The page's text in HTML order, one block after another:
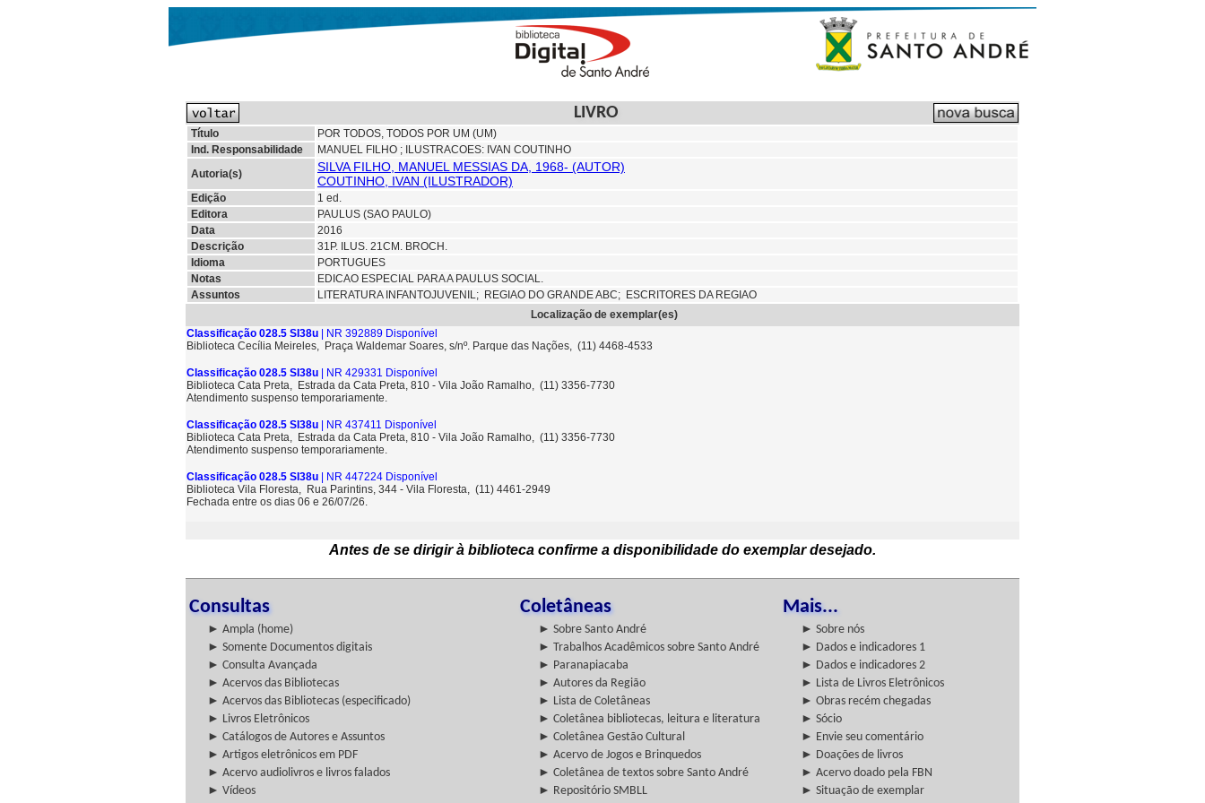
LIVRO
Título
POR TODOS, TODOS POR UM (UM)
Ind. Responsabilidade
MANUEL FILHO ; ILUSTRACOES: IVAN COUTINHO
Autoria(s)
SILVA FILHO, MANUEL MESSIAS DA, 1968- (AUTOR)
COUTINHO, IVAN (ILUSTRADOR)
Edição
1 ed.
Editora
PAULUS (SAO PAULO)
Data
2016
Descrição
31P. ILUS. 21CM. BROCH.
Idioma
PORTUGUES
Notas
EDICAO ESPECIAL PARA A PAULUS SOCIAL.
Assuntos
LITERATURA INFANTOJUVENIL; REGIAO DO GRANDE ABC; ESCRITORES DA REGIAO
Localização de exemplar(es)
Classificação 028.5 SI38u | NR 392889 Disponível
Biblioteca Cecília Meireles, Praça Waldemar Soares, s/nº. Parque das Nações, (11) 4468-4533
Classificação 028.5 SI38u | NR 429331 Disponível
Biblioteca Cata Preta, Estrada da Cata Preta, 810 - Vila João Ramalho, (11) 3356-7730
Atendimento suspenso temporariamente.
Classificação 028.5 SI38u | NR 437411 Disponível
Biblioteca Cata Preta, Estrada da Cata Preta, 810 - Vila João Ramalho, (11) 3356-7730
Atendimento suspenso temporariamente.
Classificação 028.5 SI38u | NR 447224 Disponível
Biblioteca Vila Floresta, Rua Parintins, 344 - Vila Floresta, (11) 4461-2949
Fechada entre os dias 06 e 26/07/26.
Antes de se dirigir à biblioteca confirme a disponibilidade do exemplar desejado.
Consultas Coletâneas Mais...
► Ampla (home) ► Sobre Santo André
► Sobre nós
► Somente Documentos digitais
► Trabalhos Acadêmicos sobre Santo André
► Dados e indicadores 1
► Consulta Avançada
► Paranapiacaba
► Dados e indicadores 2
► Acervos das Bibliotecas
► Autores da Região
► Lista de Livros Eletrônicos
► Acervos das Bibliotecas (especificado)
► Lista de Coletâneas
► Obras recém chegadas
► Livros Eletrônicos
► Coletânea bibliotecas, leitura e literatura
► Sócio
► Catálogos de Autores e Assuntos
► Coletânea Gestão Cultural
► Envie seu comentário
► Artigos eletrônicos em PDF
► Acervo de Jogos e Brinquedos
► Doações de livros
► Acervo audiolivros e livros falados
► Coletânea de textos sobre Santo André
► Acervo doado pela FBN
► Vídeos
► Repositório SMBLL
► Situação de exemplar